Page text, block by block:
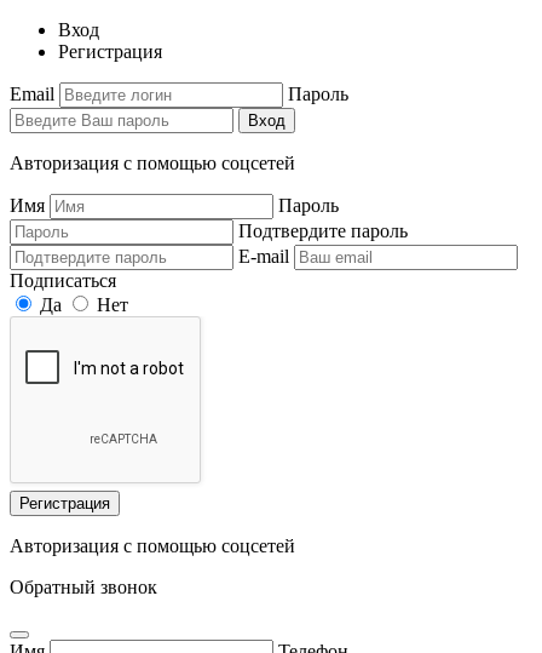
Вход
Регистрация
Email Пароль
Вход
Авторизация с помощью соцсетей
Имя
Пароль
Подтвердите пароль
E-mail
Подписаться
Да
Нет
Регистрация
Авторизация с помощью соцсетей
Обратный звонок